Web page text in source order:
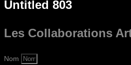
Untitled 803
Les Collaborations
Nom